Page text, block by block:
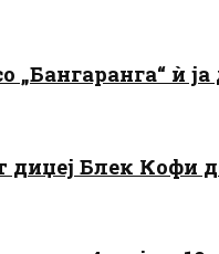
„Бангаранга“ ѝ
Блек Кофи